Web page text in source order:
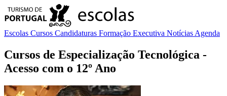
Escolas Cursos Candidaturas Formação Executiva Notícias Agenda
Cursos de Especialização Tecnológica -
Acesso com o 12º Ano